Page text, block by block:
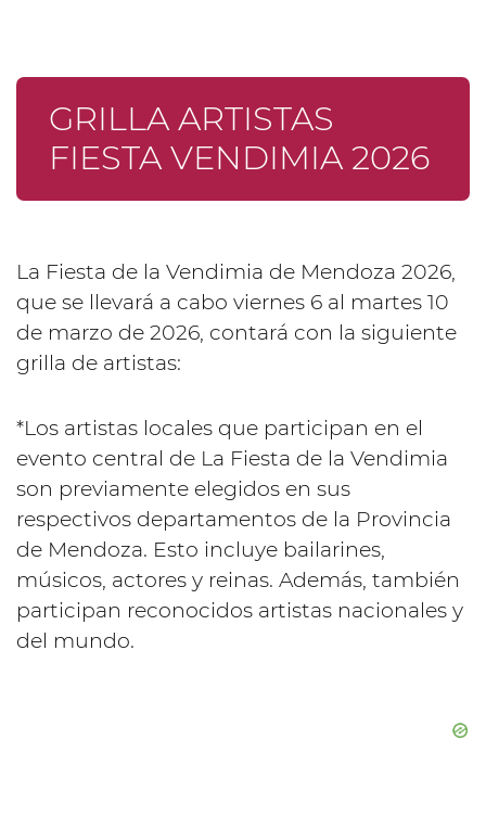
GRILLA ARTISTAS
FIESTA VENDIMIA 2026
La Fiesta de la Vendimia de Mendoza 2026,
que se llevará a cabo viernes 6 al martes 10
de marzo de 2026, contará con la siguiente
grilla de artistas:
*Los artistas locales que participan en el
evento central de La Fiesta de la Vendimia
son previamente elegidos en sus
respectivos departamentos de la Provincia
de Mendoza. Esto incluye bailarines,
músicos, actores y reinas. Además, también
participan reconocidos artistas nacionales y
del mundo.